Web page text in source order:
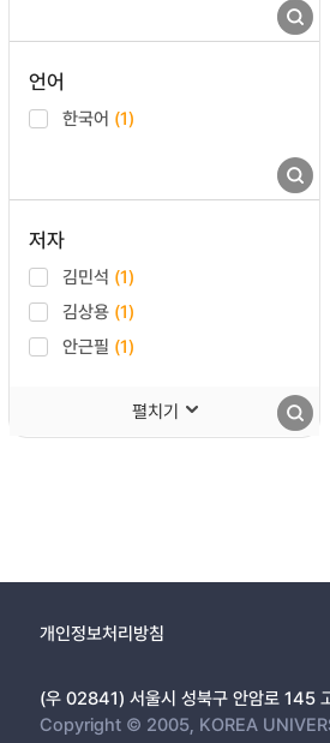
언어
한국어 (1)
저자
김민석 (1)
김상용 (1)
안근필 (1)
펼치기
개인정보처리방침
(우 02841) 서울시 성북구 안암로 145
Copyright © 2005, KOREA